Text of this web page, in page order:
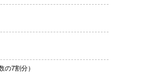
の7割分）